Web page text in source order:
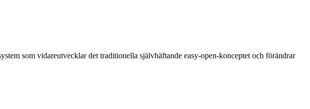
som vidareutvecklar det traditionella självhäftande easy-open-konceptet och förändrar